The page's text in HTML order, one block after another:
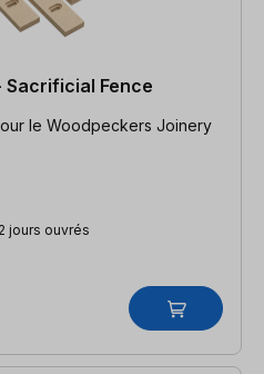
Sacrificial Fence
le Woodpeckers Joinery
jours ouvrés